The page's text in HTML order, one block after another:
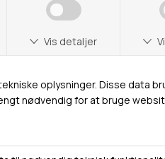
M
T-KENNETH T-SHIRT
299,95 DKK